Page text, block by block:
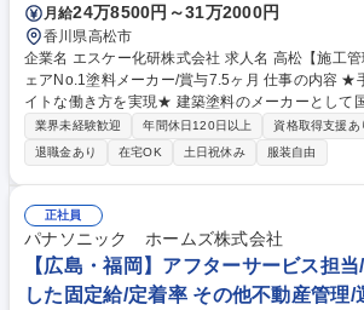
月給24万8500円～31万2000円
香川県高松市
企業名 エスケー化研株式会社 求人名 高松【施工管理】未経験歓迎/国内シ
ェアNo.1塗料メーカー/賞与7.5ヶ月 仕事の内容 ★手に職 × 稼げる × ホワ
イトな働き方を実現★ 建築塗料のメーカーとして
当社で、建築物の屋根や外壁、内装、床、屋上な
ュール管理や安全管理をお任せします。 【詳細】■建築現場で職人さんを
まとめる“司令塔”のような役割です。実際に塗装作
スケジュール調整や安全管理など、“人と関わりな
事”です。 ■住宅メーカー等から受け取った全体の
工計画を立てて、塗装する職人や資材の手配を進
ば、スケジュール通りに作業が進むよう、業務・
お仕事です。 募集職種 高松【施工管理】未経験歓迎/国内シェアNo.1塗料
メーカー/賞与7.5ヶ月
業界未経験歓迎 年間休日120日以上 資格取得支援あ
退職金あり
在宅OK 土日祝休み 服装自由
正社員
パナソニック ホームズ株式会社
【広島・福岡】アフターサービス担
した固定給/定着率 その他不動産管理/